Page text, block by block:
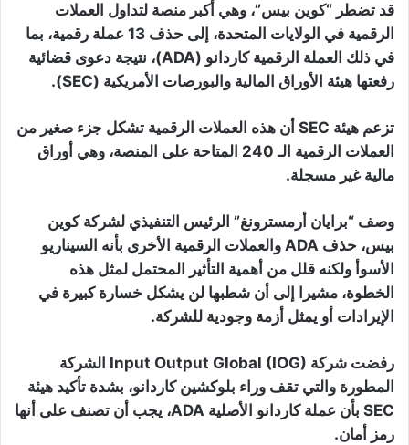
قد تضطر “كوين بيس”، وهي أكبر منصة لتداول العملات
الرقمية في الولايات المتحدة، إلى حذف 13 عملة رقمية، بما
في ذلك العملة الرقمية كاردانو (ADA)، نتيجة دعوى قضائية
رفعتها هيئة الأوراق المالية والبورصات الأمريكية (SEC).
تزعم هيئة SEC أن هذه العملات الرقمية تشكل جزء صغير من
العملات الرقمية الـ 240 المتاحة على المنصة، وهي أوراق
مالية غير مسجلة.
وصف “برايان أرمسترونغ” الرئيس التنفيذي لشركة كوين
بيس، حذف ADA والعملات الرقمية الأخرى بأنه السيناريو
الأسوأ ولكنه قلل من أهمية التأثير المحتمل لمثل هذه
الخطوة، مشيرا إلى أن شطبها لن يشكل خسارة كبيرة في
الإيرادات أو يمثل أزمة وجودية للشركة.
رفضت شركة Input Output Global (IOG) الشركة
المطورة والتي تقف وراء بلوكشين كاردانو، بشدة تأكيد هيئة
SEC بأن عملة كاردانو الأصلية ADA، يجب أن تصنف على أنها
رمز أمان.